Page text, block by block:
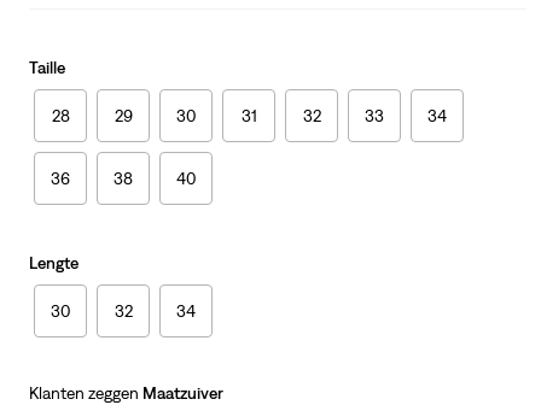
Taille
28 29 30 31 32 33 34
36 38 40
Lengte
30 32 34
Klanten zeggen Maatzuiver